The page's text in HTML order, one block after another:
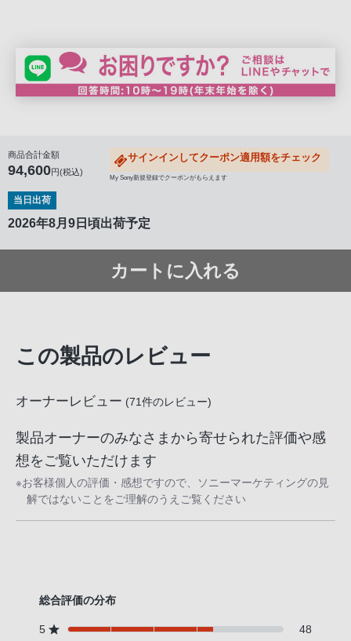
商品合計金額
94,600円(税込)
サインインしてクーポン適用額をチェック
My Sony新規登録でクーポンがもらえます
当日出荷
2026年8月9日頃出荷予定
カートに入れる
この製品のレビュー
オーナーレビュー (71 件のレビュー)
製品オーナーのみなさまから寄せられた評価や感
想をご覧いただけます
※お客様個人の評価・感想ですので、ソニーマーケティングの見
解ではないことをご理解のうえご覧ください
総合評価の分布
5
48